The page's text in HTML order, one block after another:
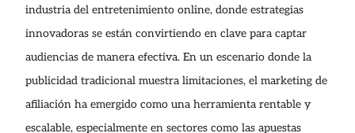
industria del entretenimiento online, donde estrategias
innovadoras se están convirtiendo en clave para captar
audiencias de manera efectiva. En un escenario donde la
publicidad tradicional muestra limitaciones, el marketing de
afiliación ha emergido como una herramienta rentable y
escalable, especialmente en sectores como las apuestas